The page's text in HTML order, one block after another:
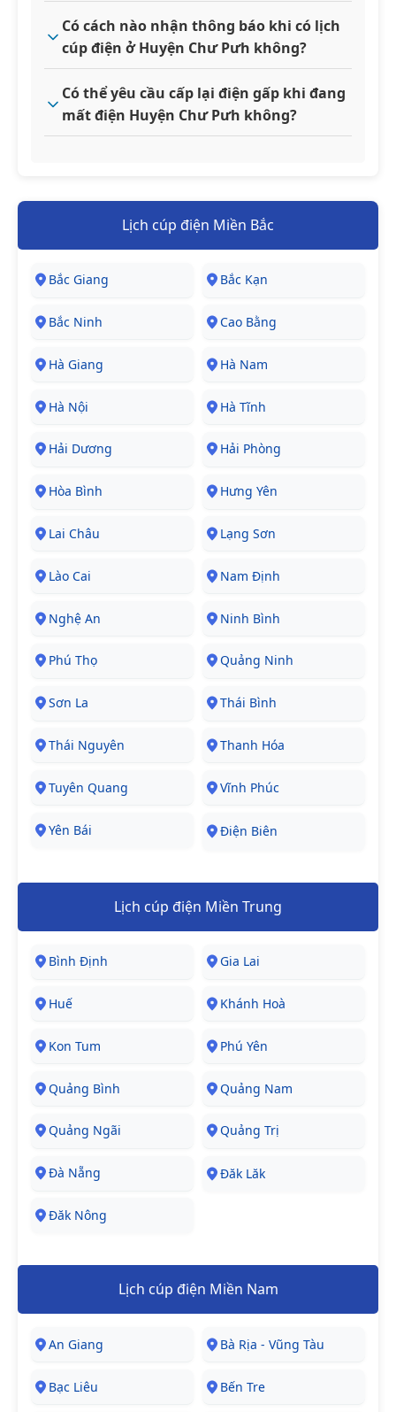
Có cách nào nhận thông báo khi có lịch
cúp điện ở Huyện Chư Pưh không?
Có thể yêu cầu cấp lại điện gấp khi đang
mất điện Huyện Chư Pưh không?
Lịch cúp điện Miền Bắc
Bắc Giang Bắc Kạn
Bắc Ninh Cao Bằng
Hà Giang Hà Nam
Hà Nội Hà Tĩnh
Hải Dương Hải Phòng
Hòa Bình Hưng Yên
Lai Châu Lạng Sơn
Lào Cai Nam Định
Nghệ An Ninh Bình
Phú Thọ Quảng Ninh
Sơn La Thái Bình
Thái Nguyên Thanh Hóa
Tuyên Quang Vĩnh Phúc
Yên Bái Điện Biên
Lịch cúp điện Miền Trung
Bình Định Gia Lai
Huế Khánh Hoà
Kon Tum Phú Yên
Quảng Bình Quảng Nam
Quảng Ngãi Quảng Trị
Đà Nẵng Đăk Lăk
Đăk Nông
Lịch cúp điện Miền Nam
An Giang Bà Rịa - Vũng Tàu
Bạc Liêu Bến Tre